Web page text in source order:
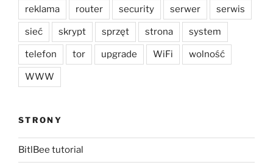
reklama router security serwer serwis
sieć skrypt sprzęt strona system
telefon tor upgrade WiFi wolność
WWW
STRONY
BitlBee tutorial